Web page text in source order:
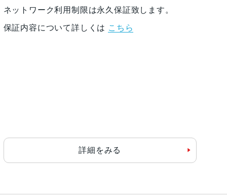
ネットワーク利用制限は永久保証致します。
保証内容について詳しくは こちら
詳細をみる